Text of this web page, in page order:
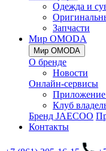
Одежда и
Запчасти
Мир OMODA
Мир OMODA
О бренде
Новости
Онлайн-сервисы
Клуб
Бренд JAECOO
Контакты